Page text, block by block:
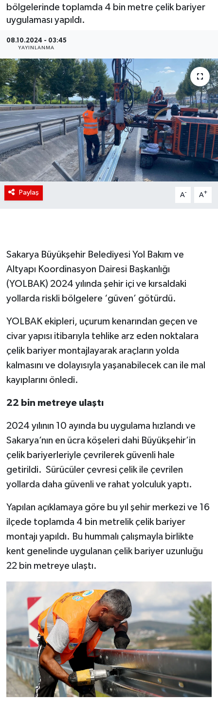
bölgelerinde toplamda 4 bin metre çelik bariyer
uygulaması yapıldı.
08.10.2024 - 03:45
YAYINLANMA
Paylaş A- A+
Sakarya Büyükşehir Belediyesi Yol Bakım ve
Altyapı Koordinasyon Dairesi Başkanlığı
(YOLBAK) 2024 yılında şehir içi ve kırsaldaki
yollarda riskli bölgelere ‘güven’ götürdü.
YOLBAK ekipleri, uçurum kenarından geçen ve
civar yapısı itibarıyla tehlike arz eden noktalara
çelik bariyer montajlayarak araçların yolda
kalmasını ve dolayısıyla yaşanabilecek can ile mal
kayıplarını önledi.
22 bin metreye ulaştı
2024 yılının 10 ayında bu uygulama hızlandı ve
Sakarya’nın en ücra köşeleri dahi Büyükşehir’in
çelik bariyerleriyle çevrilerek güvenli hale
getirildi. Sürücüler çevresi çelik ile çevrilen
yollarda daha güvenli ve rahat yolculuk yaptı.
Yapılan açıklamaya göre bu yıl şehir merkezi ve 16
ilçede toplamda 4 bin metrelik çelik bariyer
montajı yapıldı. Bu hummalı çalışmayla birlikte
kent genelinde uygulanan çelik bariyer uzunluğu
22 bin metreye ulaştı.